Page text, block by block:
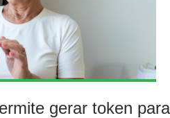
gerar token para